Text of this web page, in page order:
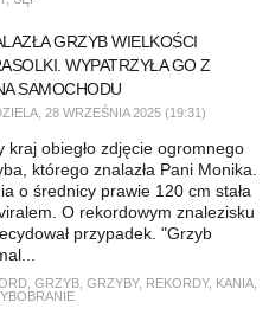
GRZYB WIELKOŚCI
WYPATRZYŁA GO Z
SAMOCHODU
28 WRZEŚNIA 2025 (19:31)
kraj obiegło zdjęcie ogromnego
którego znalazła Pani Monika.
o średnicy prawie 120 cm stała
O rekordowym znalezisku
przypadek. "Grzyb
, GRZYB, GRZYBY, REKORDY, KANIA,